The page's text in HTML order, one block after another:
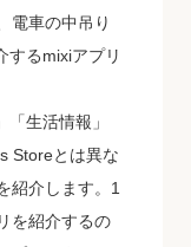
電車の中吊り
するmixiアプリ
生活情報」
Storeとは異な
紹介します。1
を紹介するの